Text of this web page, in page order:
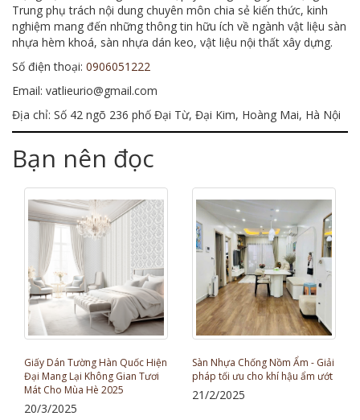
Trung phụ trách nội dung chuyên môn chia sẻ kiến thức, kinh
nghiệm mang đến những thông tin hữu ích về ngành vật liệu sàn
nhựa hèm khoá, sàn nhựa dán keo, vật liệu nội thất xây dựng.
Số điện thoại: 0906051222
Email: vatlieurio@gmail.com
Địa chỉ: Số 42 ngõ 236 phố Đại Từ, Đại Kim, Hoàng Mai, Hà Nội
Bạn nên đọc
Giấy Dán Tường Hàn Quốc Hiện
Đại Mang Lại Không Gian Tươi
Mát Cho Mùa Hè 2025
20/3/2025
Sàn Nhựa Chống Nồm Ẩm - Giải
pháp tối ưu cho khí hậu ẩm ướt
21/2/2025